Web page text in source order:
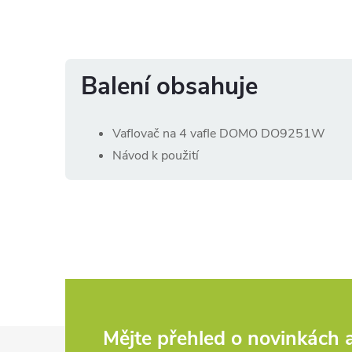
Balení obsahuje
Vaflovač na 4 vafle DOMO DO9251W
Návod k použití
Mějte přehled o novinkách